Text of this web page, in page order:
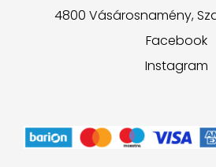
4800 Vásárosnamény,
Facebook
Instagram